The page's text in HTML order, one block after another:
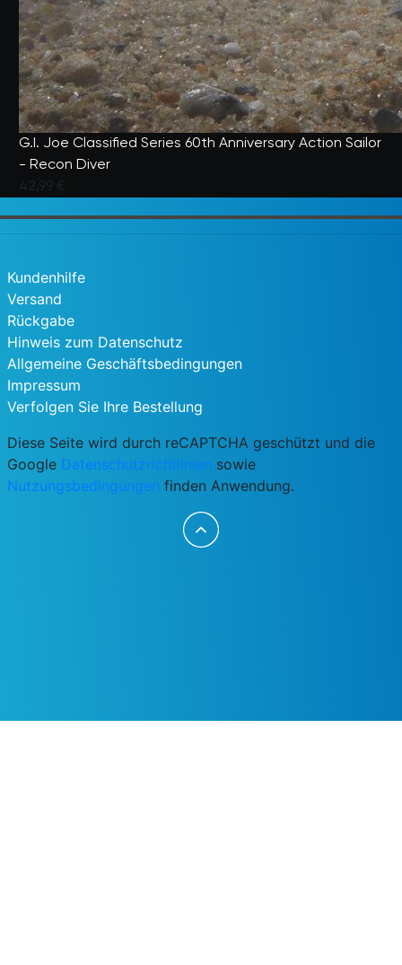
G.I. Joe Classified Series 60th Anniversary Action Sailor
- Recon Diver
42,99 €
Kundenhilfe
Versand
Rückgabe
Hinweis zum Datenschutz
Allgemeine Geschäftsbedingungen
Impressum
Verfolgen Sie Ihre Bestellung
Diese Seite wird durch reCAPTCHA geschützt und die
Google Datenschutzrichtlinien sowie
Nutzungsbedingungen finden Anwendung.